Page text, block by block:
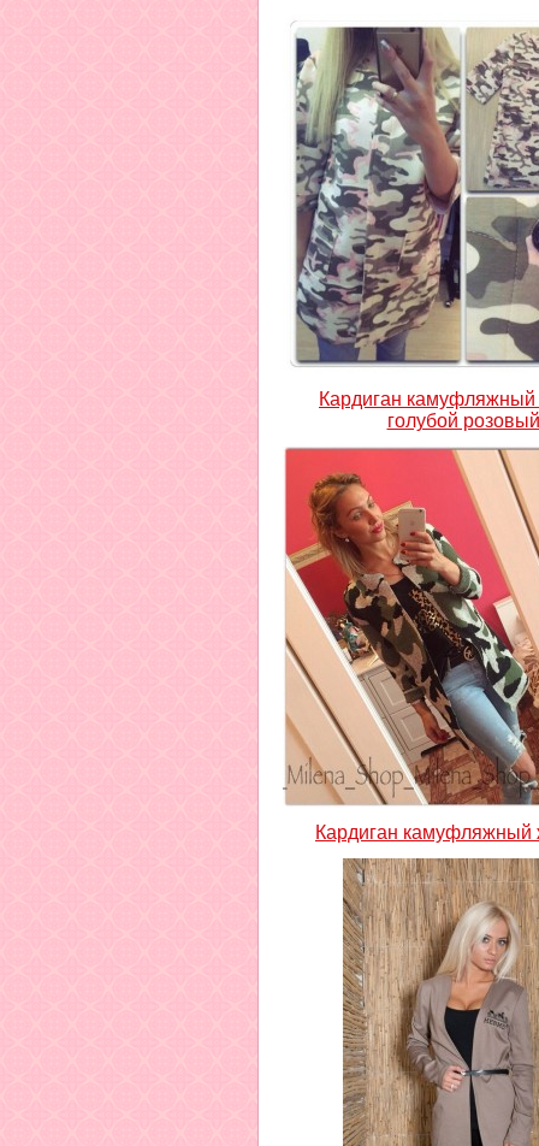
Кардиган
голубой розовый
Кардиган камуфляжный